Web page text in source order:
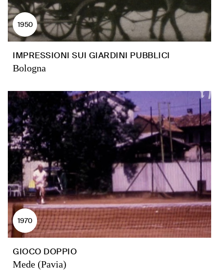
1950
IMPRESSIONI SUI GIARDINI PUBBLICI
Bologna
1970
GIOCO DOPPIO
Mede (Pavia)